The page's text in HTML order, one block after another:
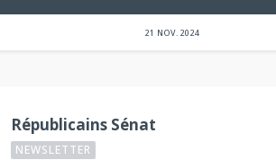
21 NOV. 2024
Républicains Sénat
NEWSLETTER